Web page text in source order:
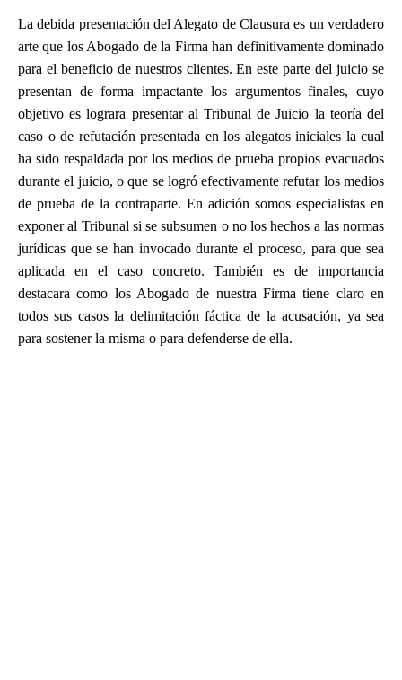
La debida presentación del Alegato de Clausura es un verdadero
arte que los Abogado de la Firma han definitivamente dominado
para el beneficio de nuestros clientes. En este parte del juicio se
presentan de forma impactante los argumentos finales, cuyo
objetivo es lograra presentar al Tribunal de Juicio la teoría del
caso o de refutación presentada en los alegatos iniciales la cual
ha sido respaldada por los medios de prueba propios evacuados
durante el juicio, o que se logró efectivamente refutar los medios
de prueba de la contraparte. En adición somos especialistas en
exponer al Tribunal si se subsumen o no los hechos a las normas
jurídicas que se han invocado durante el proceso, para que sea
aplicada en el caso concreto. También es de importancia
destacara como los Abogado de nuestra Firma tiene claro en
todos sus casos la delimitación fáctica de la acusación, ya sea
para sostener la misma o para defenderse de ella.